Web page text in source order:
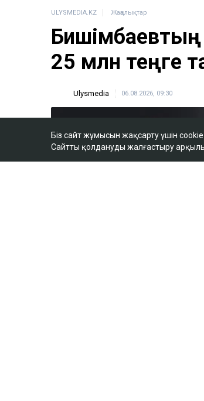
ULYSMEDIA.KZ Жаңалықтар
25 млн теңге
Ulysmedia 06.08.2026, 09:30
Біз сайт жұмысын жақсарту үшін
Сайтты қолдануды жалғастыру арқылы